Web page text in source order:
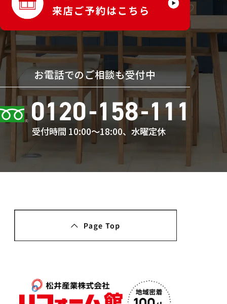
お電話でのご相談も受付中
受付時間 10:00〜18:00、水曜定休